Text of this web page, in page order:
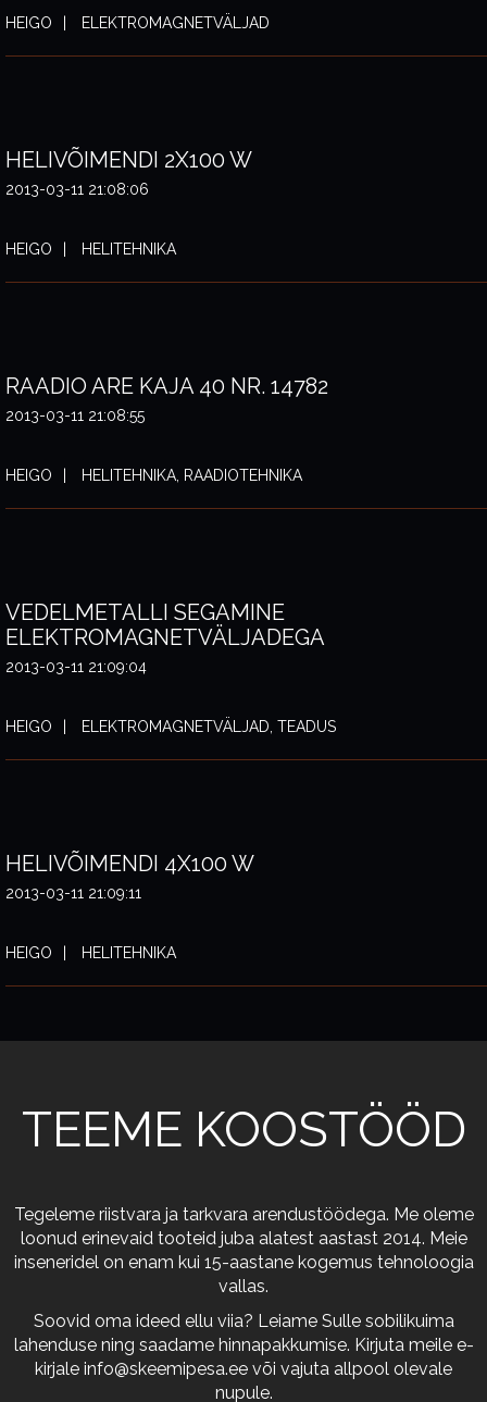
HEIGO ELEKTROMAGNETVÄLJAD
HELIVÕIMENDI 2X100 W
2013-03-11 21:08:06
HEIGO HELITEHNIKA
RAADIO ARE KAJA 40 NR. 14782
2013-03-11 21:08:55
HEIGO HELITEHNIKA, RAADIOTEHNIKA
VEDELMETALLI SEGAMINE
ELEKTROMAGNETVÄLJADEGA
2013-03-11 21:09:04
HEIGO ELEKTROMAGNETVÄLJAD, TEADUS
HELIVÕIMENDI 4X100 W
2013-03-11 21:09:11
HEIGO HELITEHNIKA
TEEME KOOSTÖÖD
Tegeleme riistvara ja tarkvara arendustöödega. Me oleme
loonud erinevaid tooteid juba alatest aastast 2014. Meie
inseneridel on enam kui 15-aastane kogemus tehnoloogia
vallas.
Soovid oma ideed ellu viia? Leiame Sulle sobilikuima
lahenduse ning saadame hinnapakkumise. Kirjuta meile e-
kirjale info@skeemipesa.ee või vajuta allpool olevale
nupule.